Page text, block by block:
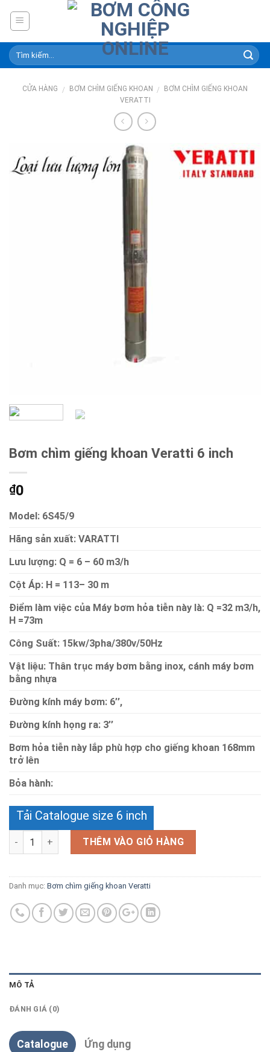
CỬA HÀNG / BƠM CHÌM GIẾNG KHOAN /
BƠM CHÌM GIẾNG KHOAN
VERATTI
Bơm chìm giếng khoan Veratti 6 inch
₫0
Model: 6S45/9
Hãng sản xuất: VARATTI
Lưu lượng: Q = 6 – 60 m3/h
Cột Áp: H = 113– 30 m
Điểm làm việc của Máy bơm hỏa tiễn này là: Q =32 m3/h,
H =73m
Công Suất: 15kw/3pha/380v/50Hz
Vật liệu: Thân trục máy bơm bằng inox, cánh máy bơm
bằng nhựa
Đường kính máy bơm: 6’’,
Đường kính họng ra: 3’’
Bơm hỏa tiễn này lắp phù hợp cho giếng khoan 168mm
trở lên
Bỏa hành:
Tải Catalogue size 6 inch
Số lượng THÊM VÀO GIỎ HÀNG
Danh mục: Bơm chìm giếng khoan Veratti
MÔ TẢ
ĐÁNH GIÁ (0)
Catalogue Ứng dụng